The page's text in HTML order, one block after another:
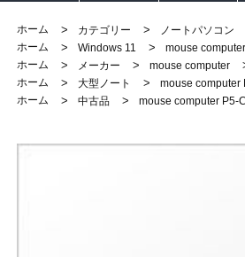
ホーム > カテゴリー > ノートパソコン
ホーム
> Windows 11 >
mouse
ホーム
> メーカー > mouse computer
ホーム
> 大型ノート >
mouse computer
ホーム
> 中古品 > mouse computer P5-